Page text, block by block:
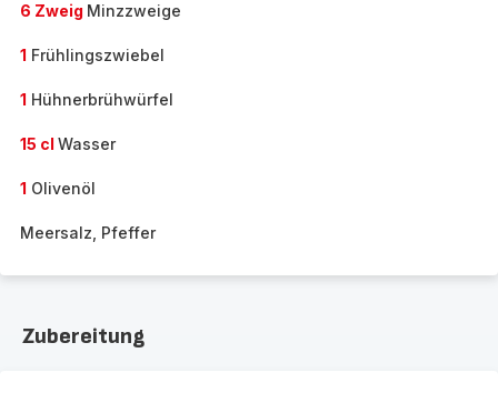
6 Zweig Minzzweige
1 Frühlingszwiebel
1 Hühnerbrühwürfel
15 cl Wasser
1 Olivenöl
Meersalz, Pfeffer
Zubereitung